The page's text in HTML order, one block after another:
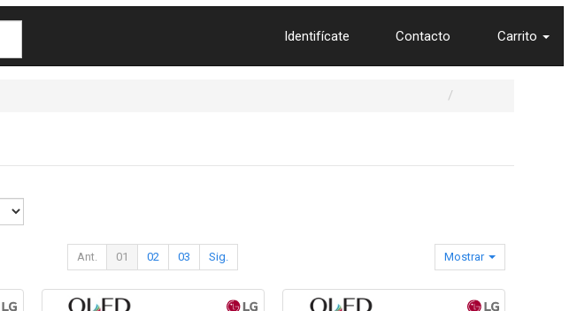
Identifícate Contacto Carrito
Ant. 01 02 03 Sig. Mostrar